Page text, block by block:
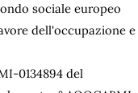
sociale europeo
dell'occupazione e
0134894 del